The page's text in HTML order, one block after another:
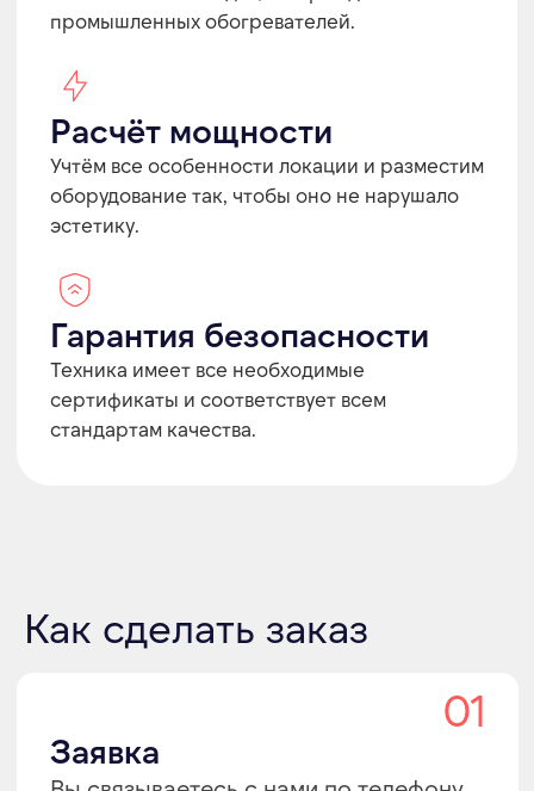
Как сделать заказ
предстоящем событии.
02
Подбор оборудования
Подберём оборудование под ваше
мероприятие с учетом особенностей
площадки и специфики застройки.
ПОДРОБНЕЕ
03
Разработка проекта,
включая 3Д-модель
При необходимости создадим 3Д-
04
в центре столицы, мероприятие за
городом или шатер.